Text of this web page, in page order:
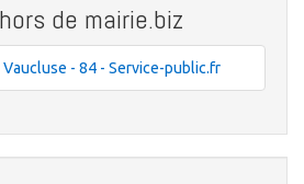
de mairie.biz
- 84 - Service-public.fr